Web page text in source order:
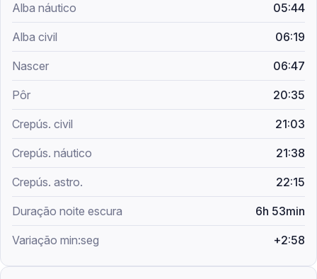
05:44
06:19
06:47
20:35
21:03
21:38
22:15
6h 53min
+2:58